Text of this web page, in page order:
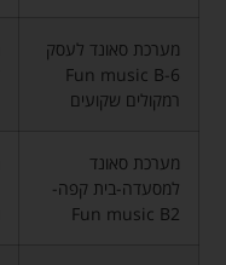
מערכת סאונד לעסק
Fun music B-6
רמקולים שקועים
מערכת סאונד
למסעדה-בית קפה-
Fun music B2